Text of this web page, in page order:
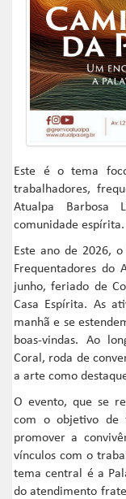
Este é o tema
trabalhadores,
Atualpa
comunidade espírita.
Este ano de 2026,
Frequentadores
junho, feriado de
Casa Espírita. As
manhã e se
boas-vindas. Ao
Coral, roda de
a arte como
O evento, que se
com o objetivo de
promover a
vínculos com o
tema central é a
do atendimento